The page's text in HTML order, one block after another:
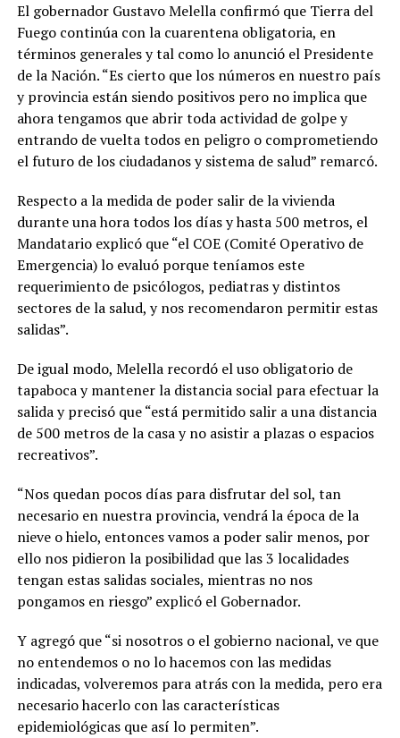
El gobernador Gustavo Melella confirmó que Tierra del
Fuego continúa con la cuarentena obligatoria, en
términos generales y tal como lo anunció el Presidente
de la Nación. “Es cierto que los números en nuestro país
y provincia están siendo positivos pero no implica que
ahora tengamos que abrir toda actividad de golpe y
entrando de vuelta todos en peligro o comprometiendo
el futuro de los ciudadanos y sistema de salud” remarcó.
Respecto a la medida de poder salir de la vivienda
durante una hora todos los días y hasta 500 metros, el
Mandatario explicó que “el COE (Comité Operativo de
Emergencia) lo evaluó porque teníamos este
requerimiento de psicólogos, pediatras y distintos
sectores de la salud, y nos recomendaron permitir estas
salidas”.
De igual modo, Melella recordó el uso obligatorio de
tapaboca y mantener la distancia social para efectuar la
salida y precisó que “está permitido salir a una distancia
de 500 metros de la casa y no asistir a plazas o espacios
recreativos”.
“Nos quedan pocos días para disfrutar del sol, tan
necesario en nuestra provincia, vendrá la época de la
nieve o hielo, entonces vamos a poder salir menos, por
ello nos pidieron la posibilidad que las 3 localidades
tengan estas salidas sociales, mientras no nos
pongamos en riesgo” explicó el Gobernador.
Y agregó que “si nosotros o el gobierno nacional, ve que
no entendemos o no lo hacemos con las medidas
indicadas, volveremos para atrás con la medida, pero era
necesario hacerlo con las características
epidemiológicas que así lo permiten”.